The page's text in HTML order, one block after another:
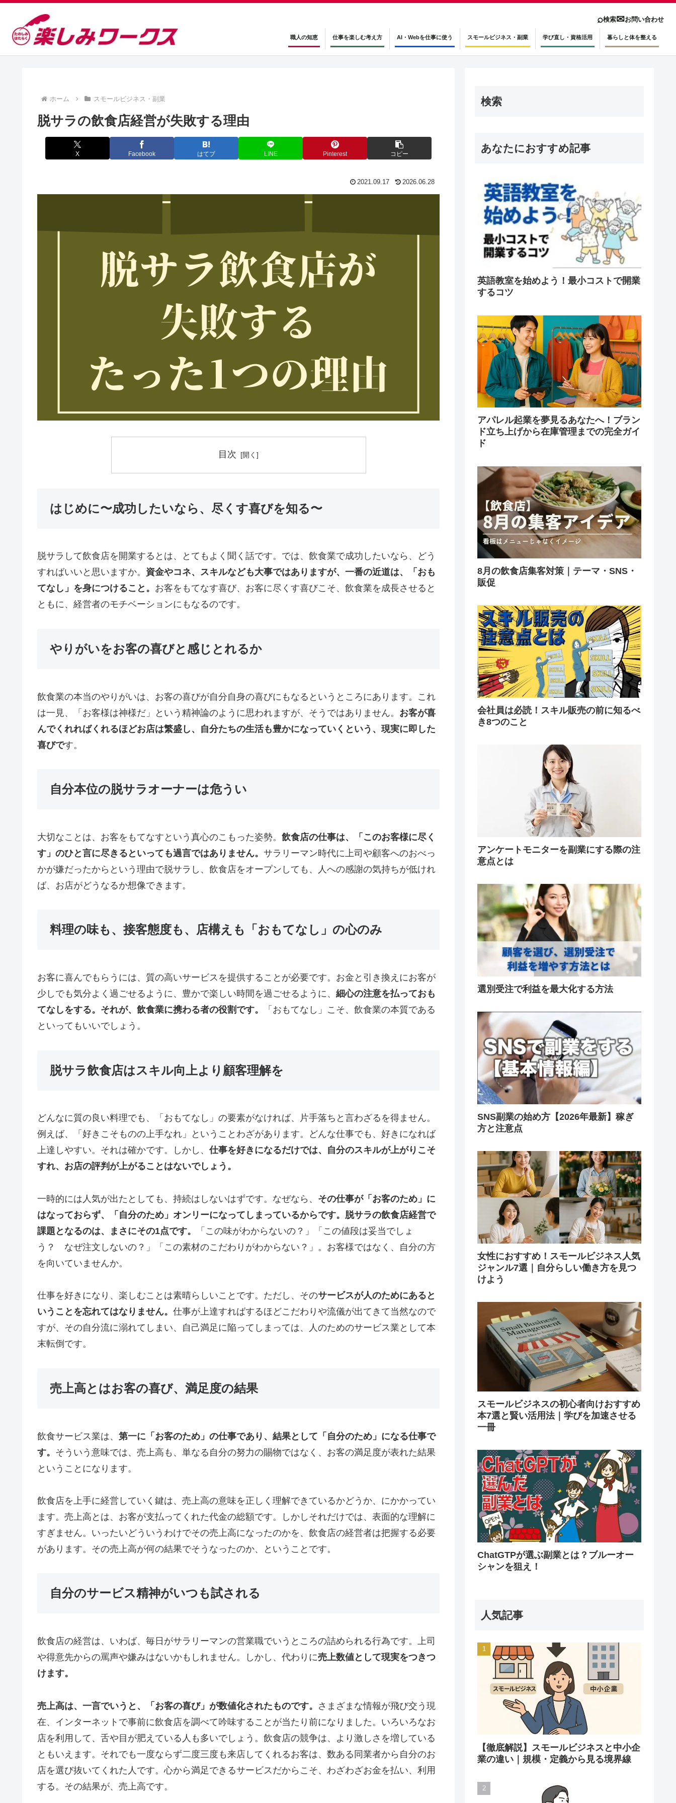
⌕検索✉お問い合わせ
職人の知恵 仕事を楽しむ考え方 AI・Webを仕事に使う スモールビジネス・副業 学び直し・資格活用 暮らしと体を整える
ホーム スモールビジネス・副業
脱サラの飲食店経営が失敗する理由
X Facebook はてブ LINE Pinterest コピー
2021.09.17 2026.06.28
目次
はじめに〜成功したいなら、尽くす喜びを知る〜
脱サラして飲食店を開業するとは、とてもよく聞く話です。では、飲食業で成功したいなら、どう
すればいいと思いますか。 資金やコネ、スキルなども大事ではありますが、一番の近道は、「おも
てなし」を身につけること。 お客をもてなす喜び、お客に尽くす喜びこそ、飲食業を成長させると
ともに、経営者のモチベーションにもなるのです。
やりがいをお客の喜びと感じとれるか
飲食業の本当のやりがいは、お客の喜びが自分自身の喜びにもなるというところにあります。これ
は一見、「お客様は神様だ」という精神論のように思われますが、そうではありません。 お客が喜
んでくれればくれるほどお店は繁盛し、自分たちの生活も豊かになっていくという、現実に即した
喜びです。
自分本位の脱サラオーナーは危うい
大切なことは、お客をもてなすという真心のこもった姿勢。 飲食店の仕事は、「このお客様に尽く
す」のひと言に尽きるといっても過言ではありません。 サラリーマン時代に上司や顧客へのおべっ
かが嫌だったからという理由で脱サラし、飲食店をオープンしても、人への感謝の気持ちが低けれ
ば、お店がどうなるか想像できます。
料理の味も、接客態度も、店構えも「おもてなし」の心のみ
お客に喜んでもらうには、質の高いサービスを提供することが必要です。お金と引き換えにお客が
少しでも気分よく過ごせるように、豊かで楽しい時間を過ごせるように、 細心の注意を払っておも
てなしをする。それが、飲食業に携わる者の役割です。
「おもてなし」こそ、飲食業の本質である
といってもいいでしょう。
脱サラ飲食店はスキル向上より顧客理解を
どんなに質の良い料理でも、「おもてなし」の要素がなければ、片手落ちと言わざるを得ません。
例えば、「好きこそものの上手なれ」ということわざがあります。どんな仕事でも、好きになれば
上達しやすい。それは確かです。しかし、 仕事を好きになるだけでは、自分のスキルが上がりこそ
すれ、お店の評判が上がることはないでしょう。
一時的には人気が出たとしても、持続はしないはずです。なぜなら、 その仕事が「お客のため」に
はなっておらず、「自分のため」オンリーになってしまっているからです。脱サラの飲食店経営で
課題となるのは、まさにその1点です。
「この味がわからないの？」「この値段は妥当でしょ
う？ なぜ注文しないの？」「この素材のこだわりがわからない？」。お客様ではなく、自分の方
を向いていませんか。
仕事を好きになり、楽しむことは素晴らしいことです。ただし、そのサービスが人のためにあると
いうことを忘れてはなりません。 仕事が上達すればするほどこだわりや流儀が出てきて当然なので
すが、その自分流に溺れてしまい、自己満足に陥ってしまっては、人のためのサービス業として本
末転倒です。
売上高とはお客の喜び、満足度の結果
飲食サービス業は、 第一に「お客のため」の仕事であり、結果として「自分のため」になる仕事で
す。 そういう意味では、売上高も、単なる自分の努力の賜物ではなく、お客の満足度が表れた結果
ということになります。
飲食店を上手に経営していく鍵は、売上高の意味を正しく理解できているかどうか、にかかってい
ます。売上高とは、お客が支払ってくれた代金の総額です。しかしそれだけでは、表面的な理解に
すぎません。いったいどういうわけでその売上高になったのかを、飲食店の経営者は把握する必要
があります。その売上高が何の結果でそうなったのか、ということです。
自分のサービス精神がいつも試される
飲食店の経営は、いわば、毎日がサラリーマンの営業職でいうところの詰められる行為です。上司
や得意先からの罵声や嫌みはないかもしれません。しかし、代わりに売上数値として現実をつきつ
けます。
売上高は、一言でいうと、「お客の喜び」が数値化されたものです。 さまざまな情報が飛び交う現
在、インターネットで事前に飲食店を調べて吟味することが当たり前になりました。いろいろなお
店を利用して、舌や目が肥えている人も多いでしょう。飲食店の競争は、より激しさを増している
ともいえます。それでも一度ならず二度三度も来店してくれるお客は、数ある同業者から自分のお
店を選び抜いてくれた人です。心から満足できるサービスだからこそ、わざわざお金を払い、利用
する。その結果が、売上高です。
検索
あなたにおすすめ記事
英語教室を始めよう！最小コストで開業
するコツ
アパレル起業を夢見るあなたへ！ブラン
ド立ち上げから在庫管理までの完全ガイ
ド
8月の飲食店集客対策｜テーマ・SNS・
販促
会社員は必読！スキル販売の前に知るべ
き8つのこと
アンケートモニターを副業にする際の注
意点とは
選別受注で利益を最大化する方法
SNS副業の始め方【2026年最新】稼ぎ
方と注意点
女性におすすめ！スモールビジネス人気
ジャンル7選｜自分らしい働き方を見つ
けよう
スモールビジネスの初心者向けおすすめ
本7選と賢い活用法｜学びを加速させる
一冊
ChatGTPが選ぶ副業とは？ブルーオー
シャンを狙え！
人気記事
【徹底解説】スモールビジネスと中小企
業の違い｜規模・定義から見る境界線